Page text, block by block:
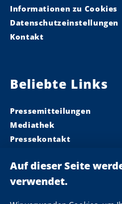
Informationen zu Cookies
Datenschutzeinstellungen
Kontakt
Beliebte Links
Pressemitteilungen
Mediathek
Pressekontakt
Landeskabinett
Einsamkeit